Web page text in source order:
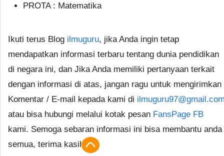
PROTA : Matematika
Ikuti terus Blog ilmuguru, jika Anda ingin tetap
mendapatkan informasi terbaru tentang dunia pendidikan
di negara ini, dan Jika Anda memiliki pertanyaan terkait
dengan informasi di atas, jangan ragu untuk mengirimkan
Komentar / E-mail kepada kami di
atau bisa hubungi melalui kotak pesan FansPage FB
kami. Semoga sebaran informasi ini bisa membantu anda
semua, terima kasih.